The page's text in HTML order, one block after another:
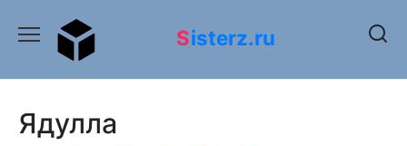
содержанию
Sisterz.ru
Ядулла